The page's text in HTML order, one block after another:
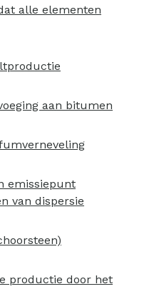
alle elementen
aan bitumen
emissiepunt
van dispersie
productie door het